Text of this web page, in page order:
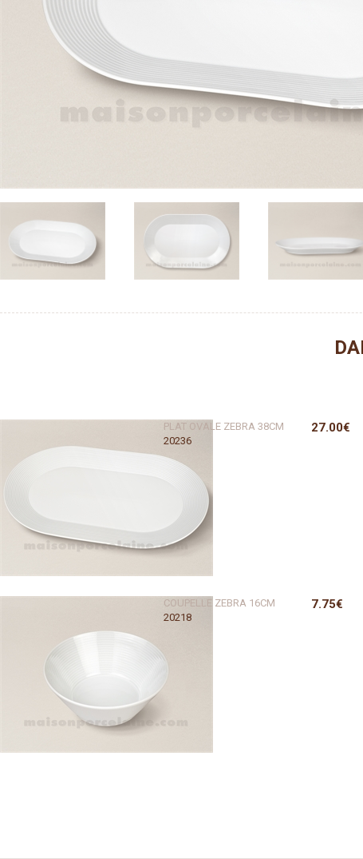
PLAT OVALE ZEBRA 38CM
20236
27.00€
COUPELLE ZEBRA 16CM
20218
7.75€